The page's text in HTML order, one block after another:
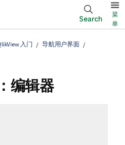
Search
菜
单
入门
导航用户界面
编辑器